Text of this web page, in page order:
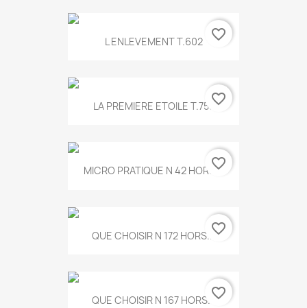
L ENLEVEMENT T.602 favorite_border
LA PREMIERE ETOILE T.755favorite_border
MICRO PRATIQUE N 42 HORS...
favorite_border
QUE CHOISIR N 172 HORS...favorite_border
QUE CHOISIR N 167 HORS...favorite_border